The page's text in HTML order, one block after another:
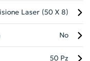
Laser (50 X 8)
No
50 Pz